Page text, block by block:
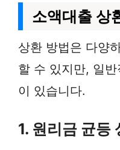
소액대출 상
상환 방법은 다양
할 수 있지만, 일
이 있습니다.
1. 원리금 균등